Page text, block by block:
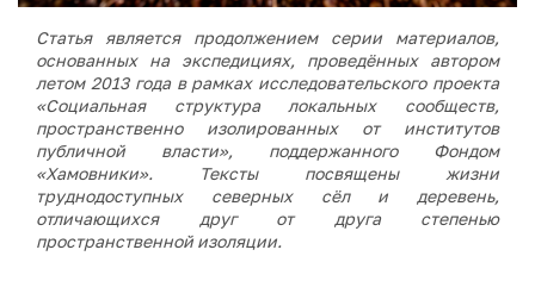
Статья является продолжением серии материалов,
основанных на экспедициях, проведённых автором
летом 2013 года в рамках исследовательского проекта
«Социальная структура локальных сообществ,
пространственно изолированных от институтов
публичной власти», поддержанного Фондом
«Хамовники». Тексты посвящены жизни
труднодоступных северных сёл и деревень,
отличающихся друг от друга степенью
пространственной изоляции.